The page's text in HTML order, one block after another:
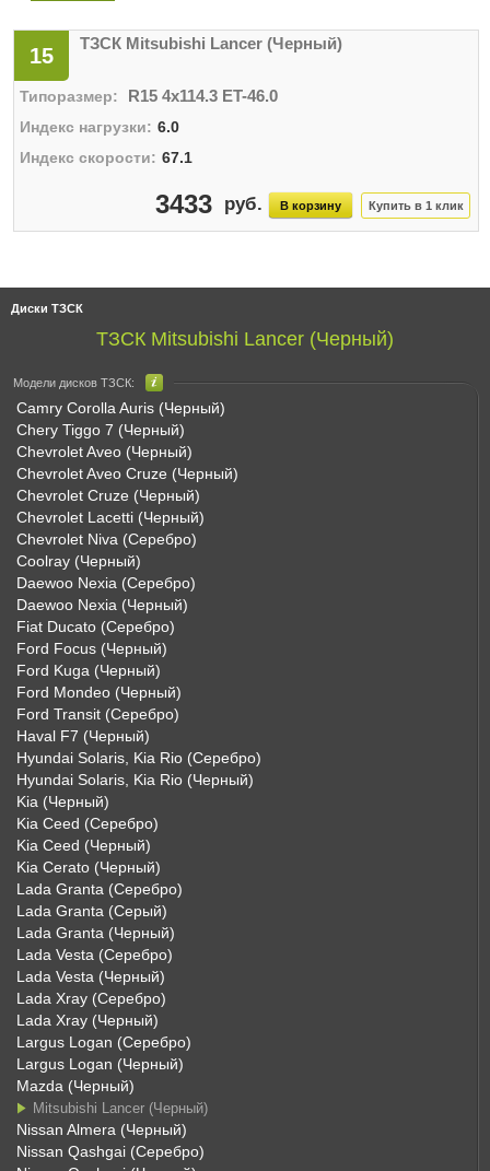
Диски ТЗСК
ТЗСК Mitsubishi Lancer (Черный)
Модели дисков ТЗСК:
Camry Corolla Auris (Черный)
Chery Tiggo 7 (Черный)
Chevrolet Aveo (Черный)
Chevrolet Aveo Cruze (Черный)
Chevrolet Cruze (Черный)
Chevrolet Lacetti (Черный)
Chevrolet Niva (Серебро)
Coolray (Черный)
Daewoo Nexia (Серебро)
Daewoo Nexia (Черный)
Fiat Ducato (Серебро)
Ford Focus (Черный)
Ford Kuga (Черный)
Ford Mondeo (Черный)
Ford Transit (Серебро)
Haval F7 (Черный)
Hyundai Solaris, Kia Rio (Серебро)
Hyundai Solaris, Kia Rio (Черный)
Kia (Черный)
Kia Ceed (Серебро)
Kia Ceed (Черный)
Kia Cerato (Черный)
Lada Granta (Серебро)
Lada Granta (Серый)
Lada Granta (Черный)
Lada Vesta (Серебро)
Lada Vesta (Черный)
Lada Xray (Серебро)
Lada Xray (Черный)
Largus Logan (Серебро)
Largus Logan (Черный)
Mazda (Черный)
Mitsubishi Lancer (Черный)
Nissan Almera (Черный)
Nissan Qashgai (Серебро)
15
ТЗСК Mitsubishi Lancer (Черный)
R15 4x114.3 ET-46.0
6.0
67.1
3433